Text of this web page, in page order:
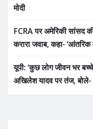
मोदी
FCRA पर अमेरिकी सांसद
करारा जवाब, कहा- ‘आंतरिक
यूपी: ‘कुछ लोग जीवन भर
अखिलेश यादव पर तंज,